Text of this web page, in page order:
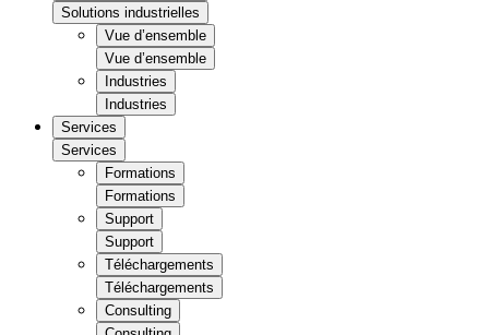
Solutions industrielles
Vue d’ensemble
Vue d’ensemble
Industries
Industries
Services
Services
Formations
Formations
Support
Support
Téléchargements
Téléchargements
Consulting